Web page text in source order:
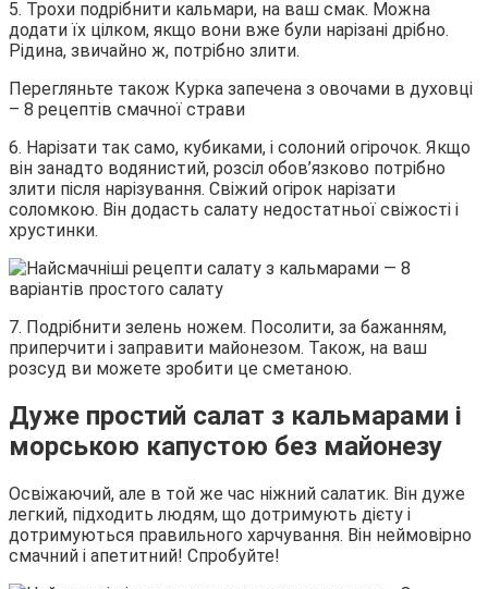
5. Трохи подрібнити кальмари, на ваш смак. Можна
додати їх цілком, якщо вони вже були нарізані дрібно.
Рідина, звичайно ж, потрібно злити.
Перегляньте також Курка запечена з овочами в духовці
– 8 рецептів смачної страви
6. Нарізати так само, кубиками, і солоний огірочок. Якщо
він занадто водянистий, розсіл обов’язково потрібно
злити після нарізування. Свіжий огірок нарізати
соломкою. Він додасть салату недостатньої свіжості і
хрустинки.
7. Подрібнити зелень ножем. Посолити, за бажанням,
приперчити і заправити майонезом. Також, на ваш
розсуд ви можете зробити це сметаною.
Дуже простий салат з кальмарами і
морською капустою без майонезу
Освіжаючий, але в той же час ніжний салатик. Він дуже
легкий, підходить людям, що дотримують дієту і
дотримуються правильного харчування. Він неймовірно
смачний і апетитний! Спробуйте!